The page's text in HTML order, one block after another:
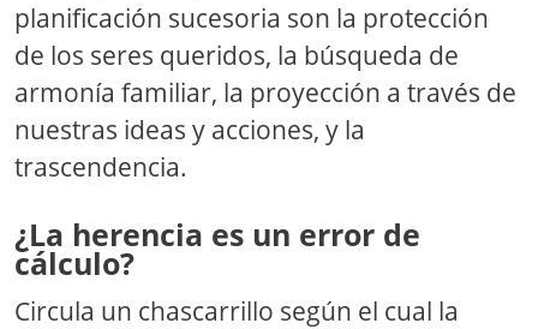
planificación sucesoria son la protección
de los seres queridos, la búsqueda de
armonía familiar, la proyección a través de
nuestras ideas y acciones, y la
trascendencia.
¿La herencia es un error de
cálculo?
Circula un chascarrillo según el cual la